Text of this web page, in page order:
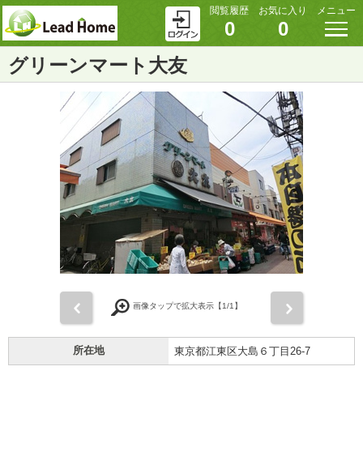
閲覧履歴
0
お気に入り
0
メニュー
グリーンマート大友
画像タップで拡大表示【1/1】
所在地 東京都江東区大島６丁目26-7